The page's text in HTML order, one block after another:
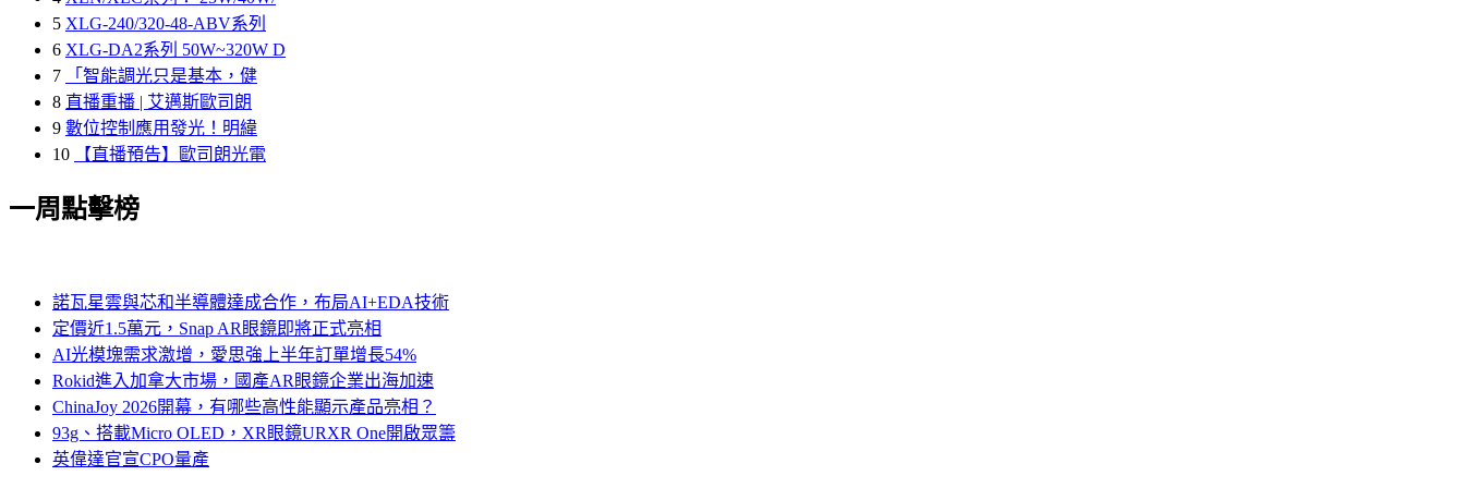
5 XLG-240/320-48-ABV系列
6 XLG-DA2系列 50W~320W D
7
「智能調光只是基本，健
8 直播重播 | 艾邁斯歐司朗
9 數位控制應用發光！明緯
10
【直播預告】歐司朗光電
一周點擊榜
諾瓦星雲與芯和半導體達成合作，布局AI+EDA技術
定價近1.5萬元，Snap AR眼鏡即將正式亮相
AI光模塊需求激增，愛思強上半年訂單增長54%
Rokid進入加拿大市場，國產AR眼鏡企業出海加速
ChinaJoy 2026開幕，有哪些高性能顯示產品亮相？
93g、搭載Micro OLED，XR眼鏡URXR One開啟眾籌
英偉達官宣CPO量產